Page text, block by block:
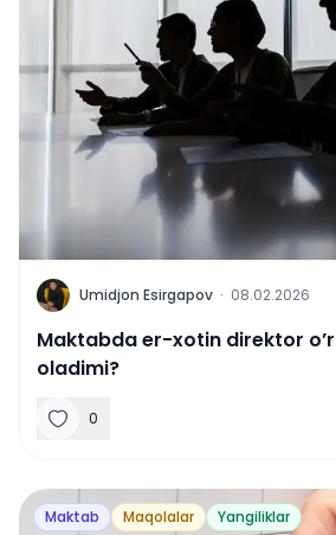
U Umidjon Esirgapov · 08.02.2026
Maktabda er-xotin direktor
oladimi?
0
Maktab Maqolalar Yangiliklar